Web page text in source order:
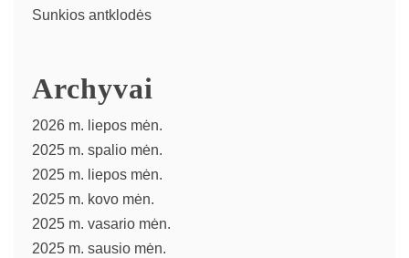
Sunkios antklodės
Archyvai
2026 m. liepos mėn.
2025 m. spalio mėn.
2025 m. liepos mėn.
2025 m. kovo mėn.
2025 m. vasario mėn.
2025 m. sausio mėn.